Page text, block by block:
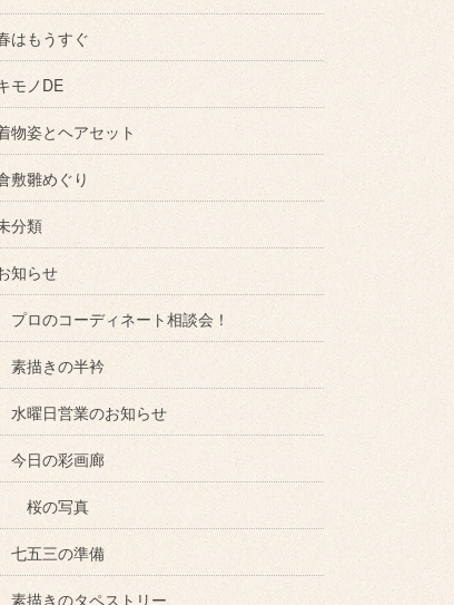
はもうすぐ
モノDE
物姿とヘアセット
敷雛めぐり
分類
知らせ
プロのコーディネート相談会！
素描きの半衿
水曜日営業のお知らせ
今日の彩画廊
桜の写真
七五三の準備
素描きのタペストリー